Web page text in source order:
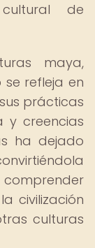
de
maya,
refleja en
prácticas
y creencias
ha dejado
civilización
culturas